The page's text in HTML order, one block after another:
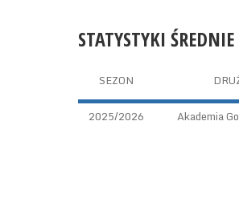
STATYSTYKI ŚREDNIE
SEZON
2025/2026 Akademia